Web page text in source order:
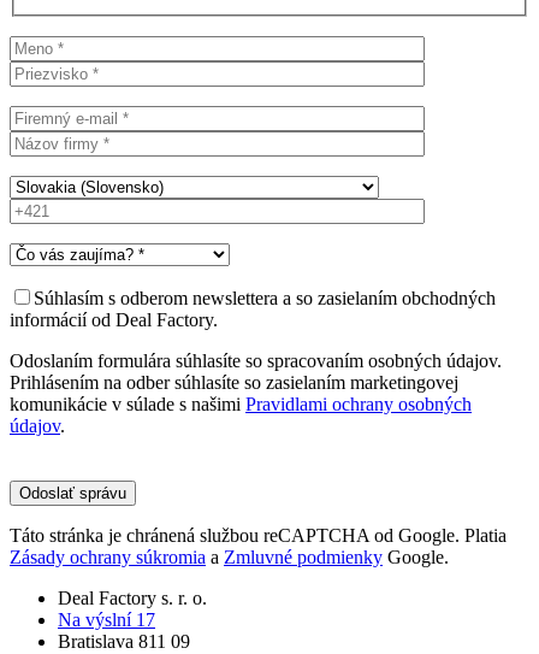
Súhlasím s odberom newslettera a so zasielaním obchodných
informácií od Deal Factory.
Odoslaním formulára súhlasíte so spracovaním osobných údajov.
Prihlásením na odber súhlasíte so zasielaním marketingovej
komunikácie v súlade s našimi Pravidlami ochrany osobných
údajov.
leave
this
field
empty.
Táto stránka je chránená službou reCAPTCHA od Google. Platia
Zásady ochrany súkromia a Zmluvné podmienky Google.
Deal Factory s. r. o.
Na výslní 17
Bratislava 811 09